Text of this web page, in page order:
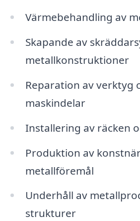
Värmebehandling av
Skapande av
metallkonstruktioner
Reparation av verktyg
maskindelar
Installering av räcken
Produktion av
metallföremål
Underhåll av
strukturer